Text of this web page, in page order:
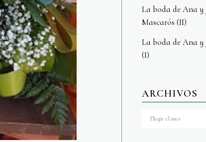
La boda de Ana y
Mascarós (II)
La boda de Ana y
(I)
ARCHIVOS
Archivos